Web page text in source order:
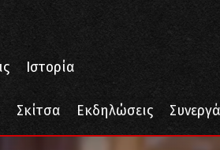
Ιστορία
Σκίτσα Εκδηλώσεις
πρωθυπουργό, δεν τον χρειάζονται. Δε